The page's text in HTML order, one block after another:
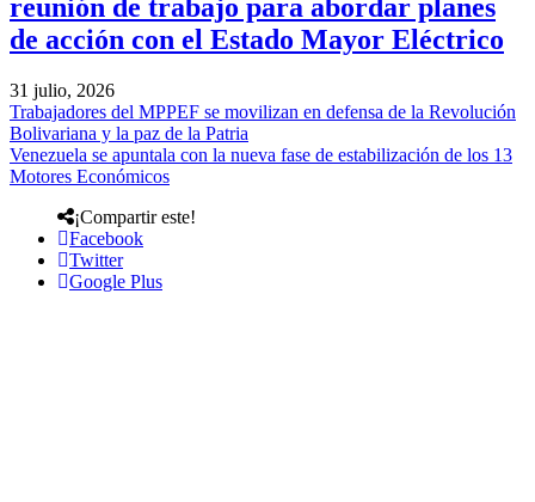
reunión de trabajo para abordar planes
de acción con el Estado Mayor Eléctrico
31 julio, 2026
Trabajadores del MPPEF se movilizan en defensa de la Revolución
Bolivariana y la paz de la Patria
Venezuela se apuntala con la nueva fase de estabilización de los 13
Motores Económicos
¡Compartir este!
Facebook
Twitter
Google Plus